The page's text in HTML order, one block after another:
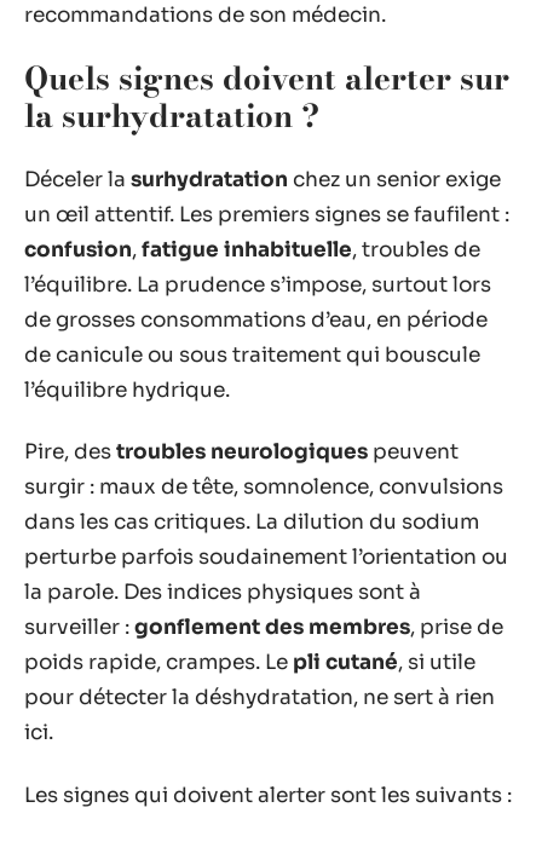
recommandations de son médecin.
Quels signes doivent alerter sur
la surhydratation ?
Déceler la surhydratation chez un senior exige
un œil attentif. Les premiers signes se faufilent :
confusion,fatigue inhabituelle, troubles de
l’équilibre. La prudence s’impose, surtout lors
de grosses consommations d’eau, en période
de canicule ou sous traitement qui bouscule
l’équilibre hydrique.
Pire, destroubles neurologiques peuvent
surgir : maux de tête, somnolence, convulsions
dans les cas critiques. La dilution du sodium
perturbe parfois soudainement l’orientation ou
la parole. Des indices physiques sont à
surveiller :gonflement des membres, prise de
poids rapide, crampes. Le pli cutané, si utile
pour détecter la déshydratation, ne sert à rien
ici.
Les signes qui doivent alerter sont les suivants :